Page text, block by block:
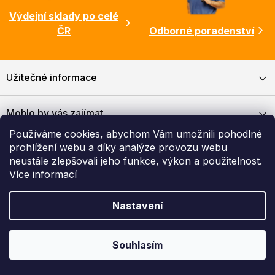
Používáme cookies, abychom Vám umožnili pohodlné
prohlížení webu a díky analýze provozu webu
neustále zlepšovali jeho funkce, výkon a použitelnost.
Více informací
Nastavení
Souhlasím
Výdejní sklady po celé
ČR
Odborné poradenství
Užitečné informace
Mohlo by vás zajímat
Kontakt
Můžete nám důvěřovat